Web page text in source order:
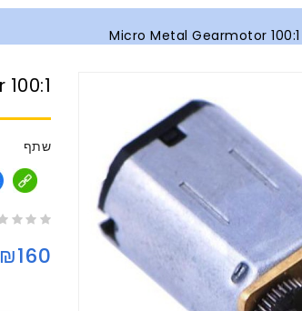
100:1 Micro Metal Gearmotor
100:1 Micro Metal Gearmotor
שתף
₪160